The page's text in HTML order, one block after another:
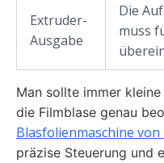
Extruder-
Ausgabe
Die
muss
Man sollte immer
die Filmblase genau
Blasfolienmaschine
präzise Steuerung und